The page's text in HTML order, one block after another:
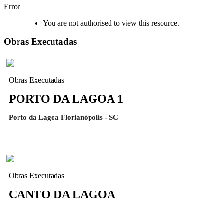
Error
You are not authorised to view this resource.
Obras Executadas
Obras Executadas
PORTO DA LAGOA 1
Porto da Lagoa Florianópolis - SC
Obras Executadas
CANTO DA LAGOA